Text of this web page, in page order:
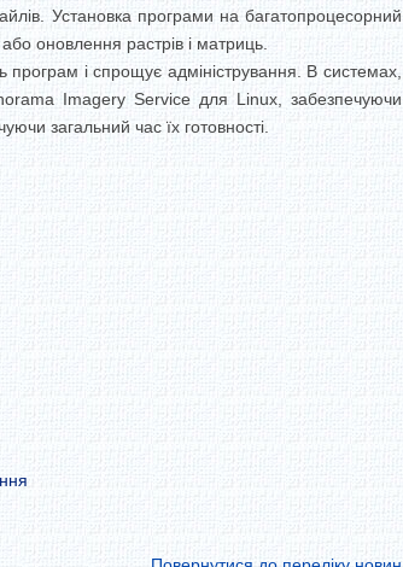
Установка програми на багатопроцесорний
оновлення растрів і матриць.
і спрощує адміністрування. В системах,
Imagery Service для Linux, забезпечуючи
загальний час їх готовності.